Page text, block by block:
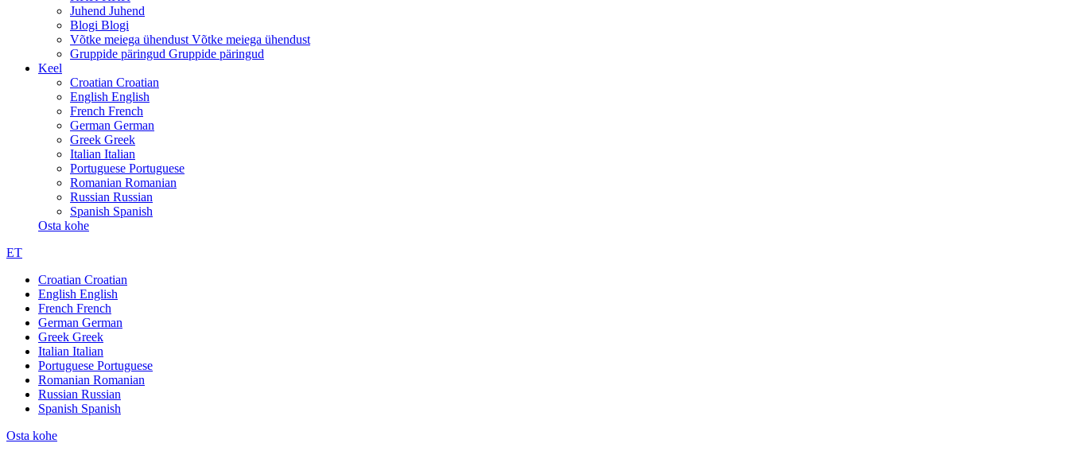
Juhend Juhend
Blogi Blogi
Võtke meiega ühendust Võtke meiega ühendust
Gruppide päringud Gruppide päringud
Keel
Croatian Croatian
English English
French French
German German
Greek Greek
Italian Italian
Portuguese Portuguese
Romanian Romanian
Russian Russian
Spanish Spanish
Osta kohe
ET
Croatian Croatian
English English
French French
German German
Greek Greek
Italian Italian
Portuguese Portuguese
Romanian Romanian
Russian Russian
Spanish Spanish
Osta kohe